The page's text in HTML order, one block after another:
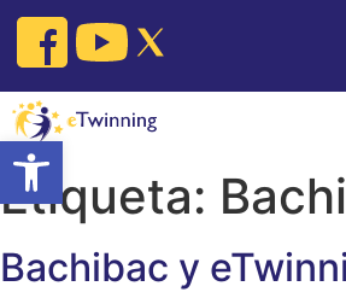
Open toolbar
Skip
content
Etiqueta:
Bachibac y